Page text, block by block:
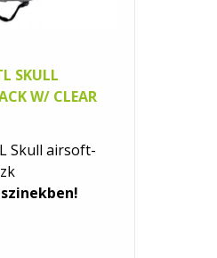
SKULL
W/ CLEAR
Skull airsoft-